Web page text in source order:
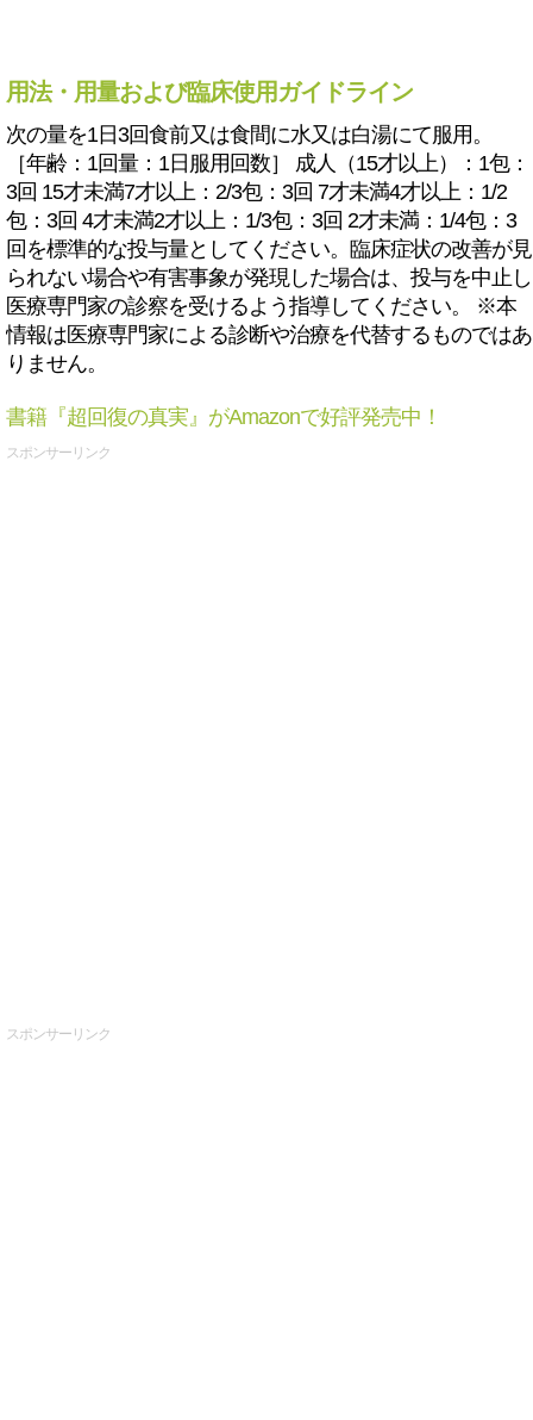
用法・用量および臨床使用ガイドライン
次の量を1日3回食前又は食間に水又は白湯にて服用。
［年齢：1回量：1日服用回数］ 成人（15才以上）：1包：
3回 15才未満7才以上：2/3包：3回 7才未満4才以上：1/2
包：3回 4才未満2才以上：1/3包：3回 2才未満：1/4包：3
回を標準的な投与量としてください。臨床症状の改善が見
られない場合や有害事象が発現した場合は、投与を中止し
医療専門家の診察を受けるよう指導してください。 ※本
情報は医療専門家による診断や治療を代替するものではあ
りません。
書籍『超回復の真実』がAmazonで好評発売中！
スポンサーリンク
スポンサーリンク